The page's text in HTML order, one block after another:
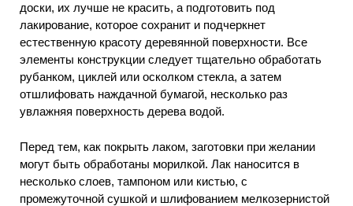
доски, их лучше не красить, а подготовить под
лакирование, которое сохранит и подчеркнет
естественную красоту деревянной поверхности. Все
элементы конструкции следует тщательно обработать
рубанком, циклей или осколком стекла, а затем
отшлифовать наждачной бумагой, несколько раз
увлажняя поверхность дерева водой.
Перед тем, как покрыть лаком, заготовки при желании
могут быть обработаны морилкой. Лак наносится в
несколько слоев, тампоном или кистью, с
промежуточной сушкой и шлифованием мелкозернистой